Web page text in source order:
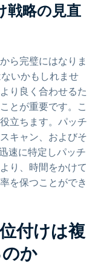
戦略の見直
ら完璧にはなりま
いかもしれませ
り良く合わせるた
とが重要です。こ
立ちます。パッチ
キャン、およびそ
速に特定しパッチ
り、時間をかけて
を保つことができ
付けは複
か